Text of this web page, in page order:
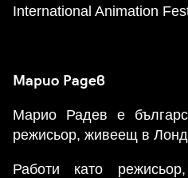
International Animation
Марио Радев
Марио Радев е
режисьор, живеещ в
Работи като